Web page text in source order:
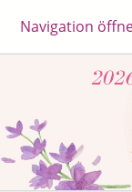
Navigation